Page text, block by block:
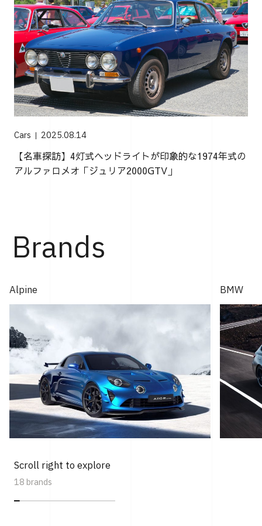
Cars 2025.08.14
【名車探訪】4灯式ヘッドライトが印象的な1974年式の
アルファロメオ「ジュリア2000GTV」
Brands
Alpine BMW
Scroll right to explore
18 brands